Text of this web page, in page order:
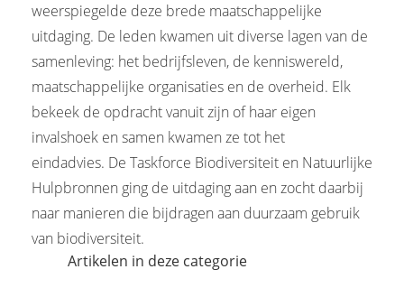
weerspiegelde deze brede maatschappelijke
uitdaging. De leden kwamen uit diverse lagen van de
samenleving: het bedrijfsleven, de kenniswereld,
maatschappelijke organisaties en de overheid. Elk
bekeek de opdracht vanuit zijn of haar eigen
invalshoek en samen kwamen ze tot het
eindadvies. De Taskforce Biodiversiteit en Natuurlijke
Hulpbronnen ging de uitdaging aan en zocht daarbij
naar manieren die bijdragen aan duurzaam gebruik
van biodiversiteit.
Artikelen in deze categorie